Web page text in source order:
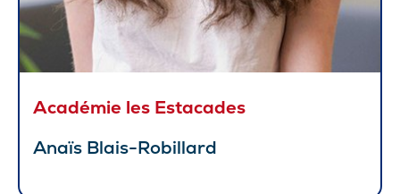
Académie les Estacades
Anaïs Blais-Robillard